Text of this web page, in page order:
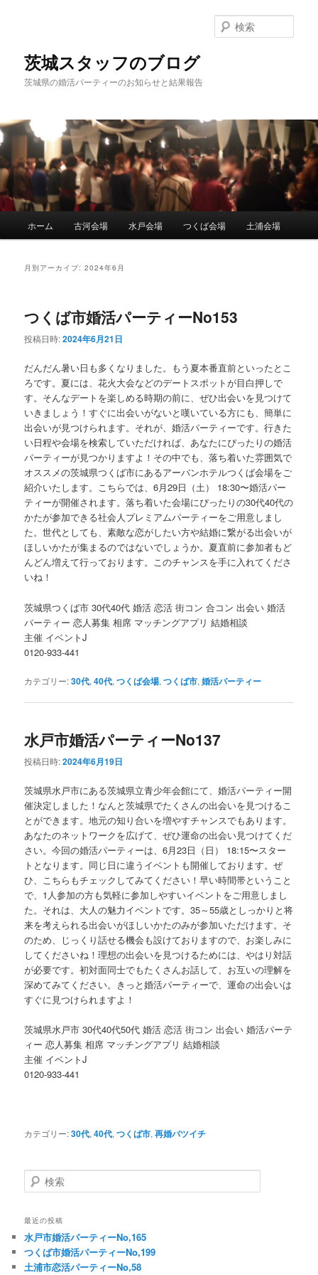
茨城スタッフのブログ
茨城県の婚活パーティーのお知らせと結果報告
索
メ
コ
テ
ン
ツ
へ
移
動
サ
ン
ン
ツ
へ
移
動
ホーム 古河会場 水戸会場 つくば会場 土浦会場
月別アーカイブ:2024年6月
つくば市婚活パーティーNo153
投稿日時:2024年6月21日
だんだん暑い日も多くなりました。もう夏本番直前といったとこ
ろです。夏には、花火大会などのデートスポットが目白押しで
す。そんなデートを楽しめる時期の前に、ぜひ出会いを見つけて
いきましょう！すぐに出会いがないと嘆いている方にも、簡単に
出会いが見つけられます。それが、婚活パーティーです。行きた
い日程や会場を検索していただければ、あなたにぴったりの婚活
パーティーが見つかりますよ！その中でも、落ち着いた雰囲気で
オススメの茨城県つくば市にあるアーバンホテルつくば会場をご
紹介いたします。こちらでは、6月29日（土） 18:30〜婚活パー
ティーが開催されます。落ち着いた会場にぴったりの30代40代の
かたが参加できる社会人プレミアムパーティーをご用意しまし
た。世代としても、素敵な恋がしたい方や結婚に繋がる出会いが
ほしいかたが集まるのではないでしょうか。夏直前に参加者もど
んどん増えて行っております。このチャンスを手に入れてくださ
いね！
茨城県つくば市 30代40代 婚活 恋活 街コン 合コン 出会い 婚活
パーティー 恋人募集 相席 マッチングアプリ 結婚相談
主催 イベントJ
0120-933-441
カテゴリー:30代,40代,つくば会場,つくば市,婚活パーティー
水戸市婚活パーティーNo137
投稿日時:2024年6月19日
茨城県水戸市にある茨城県立青少年会館にて、婚活パーティー開
催決定しました！なんと茨城県でたくさんの出会いを見つけるこ
とができます。地元の知り合いを増やすチャンスでもあります。
あなたのネットワークを広げて、ぜひ運命の出会い見つけてくだ
さい。今回の婚活パーティーは、6月23日（日） 18:15〜スター
トとなります。同じ日に違うイベントも開催しております。ぜ
ひ、こちらもチェックしてみてください！早い時間帯ということ
で、1人参加の方も気軽に参加しやすいイベントをご用意しまし
た。それは、大人の魅力イベントです。35～55歳としっかりと将
来を考えられる出会いがほしいかたのみが参加いただけます。そ
のため、じっくり話せる機会も設けておりますので、お楽しみに
してくださいね！理想の出会いを見つけるためには、やはり対話
が必要です。初対面同士でもたくさんお話して、お互いの理解を
深めてみてください。きっと婚活パーティーで、運命の出会いは
すぐに見つけられますよ！
茨城県水戸市 30代40代50代 婚活 恋活 街コン 出会い 婚活パーテ
ィー 恋人募集 相席 マッチングアプリ 結婚相談
主催 イベントJ
0120-933-441
カテゴリー:30代,40代,つくば市,再婚バツイチ
検
索
最近の投稿
水戸市婚活パーティーNo,165
つくば市婚活パーティーNo,199
土浦市恋活パーティーNo,58